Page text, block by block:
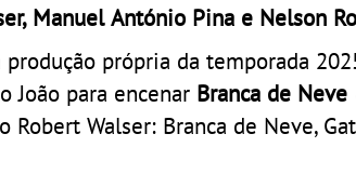
Manuel António Pina e Nelson
própria da temporada
João para encenar Branca de
Walser: Branca de Neve,